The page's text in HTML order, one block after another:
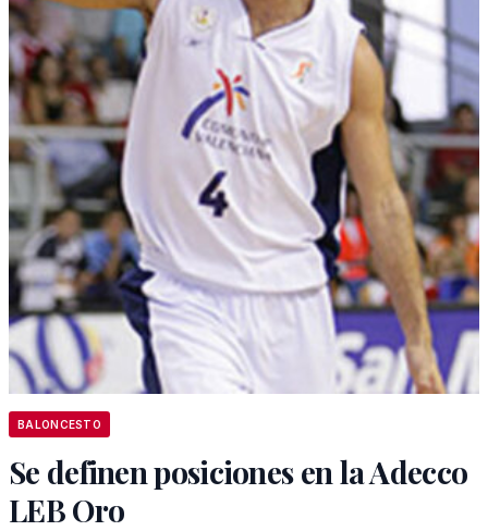
BALONCESTO
Se definen posiciones en la Adecco
LEB Oro